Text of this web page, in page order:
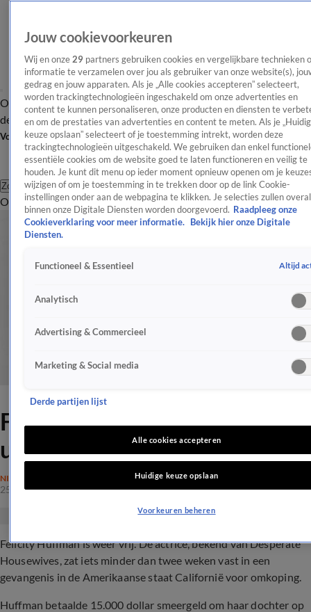
OverzichtAfleveringen Entertainment TV Algemeen
Tip
de redactieNieuwsbrief
Volg Shownieuws
Zoeken
OverzichtEntertainmentSpraakmakendRealityCrimeVideo's
Felicity Huffman zit celstraf
uit en is weer vrij
NIEUWS
25 okt 2019, 17:20
Felicity Huffman is weer vrij. De actrice, bekend van Desperate
Housewives, zat iets minder dan twee weken vast in een
gevangenis in de Amerikaanse staat Californië voor omkoping.
Huffman betaalde 15.000 dollar smeergeld om haar dochter op
Jouw cookievoorkeuren
Wij en onze 29 partners gebruiken cookies en vergelijkbare technieken
informatie te verzamelen over jou als gebruiker van onze website(s),
gedrag en jouw apparaten. Als je „Alle cookies accepteren” selecteert,
worden trackingtechnologieën ingeschakeld om onze advertenties en
content te kunnen personaliseren, onze producten en diensten te
en om de prestaties van advertenties en content te meten. Als je
keuze opslaan” selecteert of je toestemming intrekt, worden deze
trackingtechnologieën uitgeschakeld. We gebruiken dan enkel
essentiële cookies om de website goed te laten functioneren en veilig te
houden. Je kunt dit menu op ieder moment opnieuw openen om je
wijzigen of om je toestemming in te trekken door op de link Cookie-
instellingen onder aan de webpagina te klikken. Je selecties zullen overal
binnen onze Digitale Diensten worden doorgevoerd. Raadpleeg onze
Cookieverklaring voor meer informatie.
Bekijk hier onze Digitale
Diensten.
Functioneel & Essentieel Altijd
Analytisch
Advertising & Commercieel
Marketing & Social media
Derde partijen lijst
Alle cookies accepteren
Huidige keuze opslaan
Voorkeuren beheren